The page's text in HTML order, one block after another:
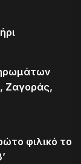
Ζαγοράς,
φιλικό το